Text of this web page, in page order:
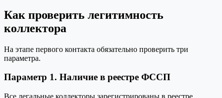
Как проверить легитимность
коллектора
На этапе первого контакта обязательно проверить три
параметра.
Параметр 1. Наличие в реестре ФССП
Все легальные коллекторы зарегистрированы в реестре